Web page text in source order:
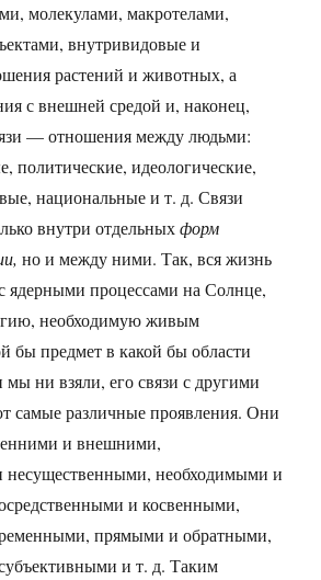
молекулами, макротелами,
внутривидовые и
растений и животных, а
с внешней средой и, наконец,
— отношения между людьми:
политические, идеологические,
национальные и т. д. Связи
внутри отдельныхформ
но и между ними. Так, вся жизнь
ядерными процессами на Солнце,
необходимую живым
бы предмет в какой бы области
мы ни взяли, его связи с другими
самые различные проявления. Они
и внешними,
несущественными, необходимыми и
и косвенными,
прямыми и обратными,
и т. д. Таким